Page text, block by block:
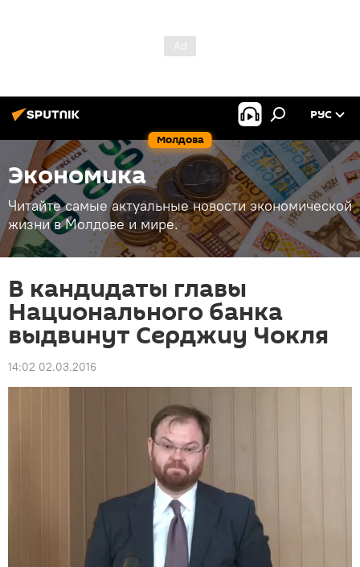
Молдова
РУС
Экономика
Читайте самые актуальные новости экономической
жизни в Молдове и мире.
В кандидаты главы
Национального банка
выдвинут Серджиу Чокля
14:02 02.03.2016